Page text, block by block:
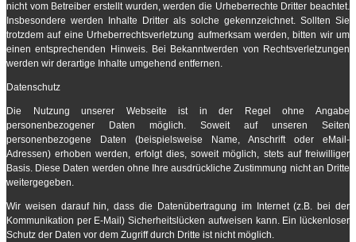
nicht vom Betreiber erstellt wurden, werden die Urheberrechte Dritter beachtet.
Insbesondere werden Inhalte Dritter als solche gekennzeichnet. Sollten Sie
trotzdem auf eine Urheberrechtsverletzung aufmerksam werden, bitten wir um
einen entsprechenden Hinweis. Bei Bekanntwerden von Rechtsverletzungen
werden wir derartige Inhalte umgehend entfernen.
Datenschutz
Die Nutzung unserer Webseite ist in der Regel ohne Angabe
personenbezogener Daten möglich. Soweit auf unseren Seiten
personenbezogene Daten (beispielsweise Name, Anschrift oder eMail-
Adressen) erhoben werden, erfolgt dies, soweit möglich, stets auf freiwilliger
Basis. Diese Daten werden ohne Ihre ausdrückliche Zustimmung nicht an Dritte
weitergegeben.
Wir weisen darauf hin, dass die Datenübertragung im Internet (z.B. bei der
Kommunikation per E-Mail) Sicherheitslücken aufweisen kann. Ein lückenloser
Schutz der Daten vor dem Zugriff durch Dritte ist nicht möglich.